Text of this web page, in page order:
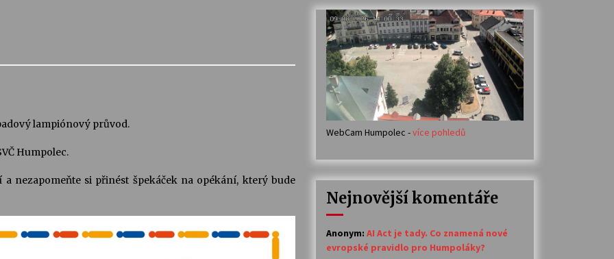
Veselí muzikanti
30. 7. 2026
Votavžatský ploty
23. 7. 2026
14. 7. 2026
3. 7. 2026
30. 6. 2026
lampiónový průvod.
Humpolec.
nezapomeňte si přinést špekáček na opékání, který bude
WebCam Humpolec -více pohledů
Nejnovější komentáře
Anonym: AI Act je tady. Co znamená nové
evropské pravidlo pro Humpoláky?